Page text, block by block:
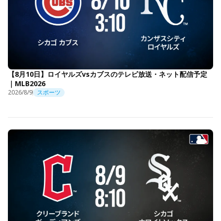
【8月10日】ロイヤルズvsカブスのテレビ放送・ネット配信予定
｜MLB2026
2026/8/9 スポーツ